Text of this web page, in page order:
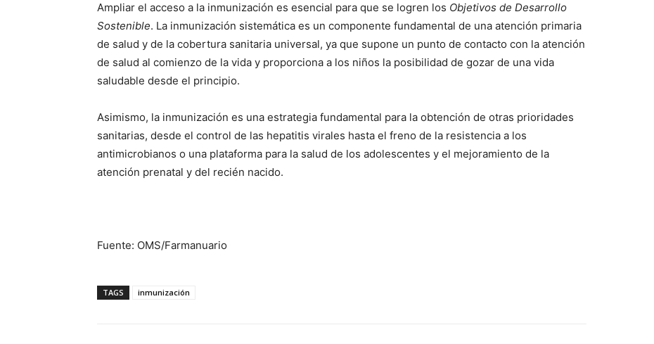
Ampliar el acceso a la inmunización es esencial para que se logren los Objetivos de Desarrollo
Sostenible. La inmunización sistemática es un componente fundamental de una atención primaria
de salud y de la cobertura sanitaria universal, ya que supone un punto de contacto con la atención
de salud al comienzo de la vida y proporciona a los niños la posibilidad de gozar de una vida
saludable desde el principio.
Asimismo, la inmunización es una estrategia fundamental para la obtención de otras prioridades
sanitarias, desde el control de las hepatitis virales hasta el freno de la resistencia a los
antimicrobianos o una plataforma para la salud de los adolescentes y el mejoramiento de la
atención prenatal y del recién nacido.
Fuente: OMS/Farmanuario
TAGS inmunización